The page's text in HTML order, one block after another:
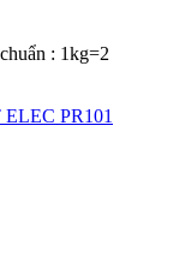
: 1kg=2
PR101